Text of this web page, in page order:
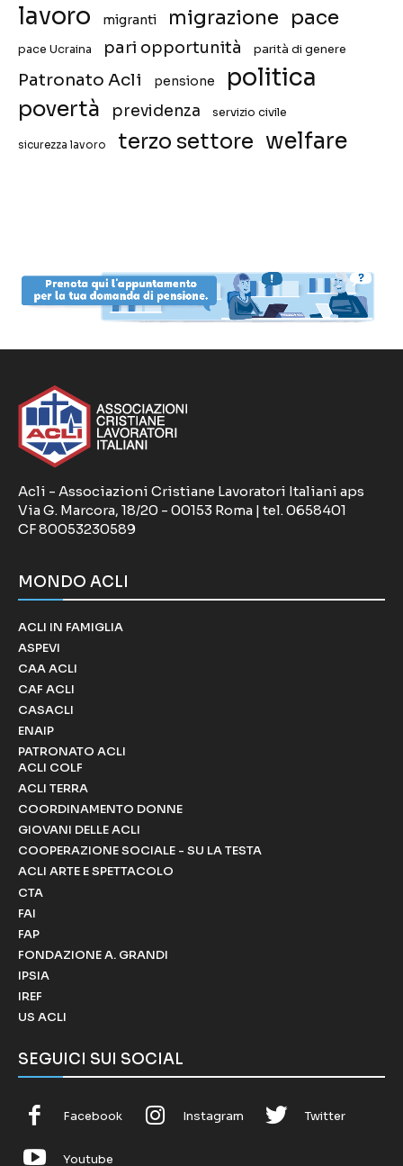
lavoro migranti migrazione pace
pace Ucraina pari opportunità parità di genere
Patronato Acli pensione politica
povertà previdenza servizio civile
sicurezza lavoro terzo settore welfare
Acli - Associazioni Cristiane Lavoratori Italiani aps
Via G. Marcora, 18/20 - 00153 Roma | tel. 0658401
CF 80053230589
MONDO ACLI
ACLI IN FAMIGLIA
ASPEVI
CAA ACLI
CAF ACLI
CASACLI
ENAIP
PATRONATO ACLI
ACLI COLF
ACLI TERRA
COORDINAMENTO DONNE
GIOVANI DELLE ACLI
COOPERAZIONE SOCIALE - SU LA TESTA
ACLI ARTE E SPETTACOLO
CTA
FAI
FAP
FONDAZIONE A. GRANDI
IPSIA
IREF
US ACLI
SEGUICI SUI SOCIAL
Facebook Instagram Twitter
Youtube